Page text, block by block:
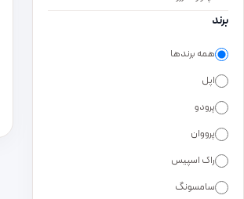
برند
همه برندها
اپل
پرودو
پرووان
راک اسپیس
سامسونگ